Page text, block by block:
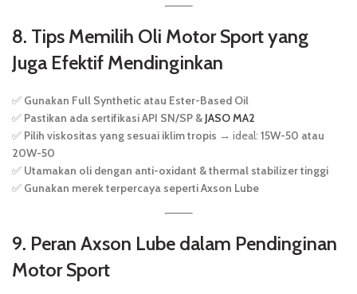
8. Tips Memilih Oli Motor Sport yang
Juga Efektif Mendinginkan
✅ Gunakan Full Synthetic atau Ester-Based Oil
✅ Pastikan ada sertifikasi API SN/SP & JASO MA2
✅ Pilih viskositas yang sesuai iklim tropis → ideal: 15W-50 atau
20W-50
✅ Utamakan oli dengan anti-oxidant & thermal stabilizer tinggi
✅ Gunakan merek terpercaya seperti Axson Lube
9. Peran Axson Lube dalam Pendinginan
Motor Sport